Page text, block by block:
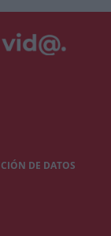
DE DATOS